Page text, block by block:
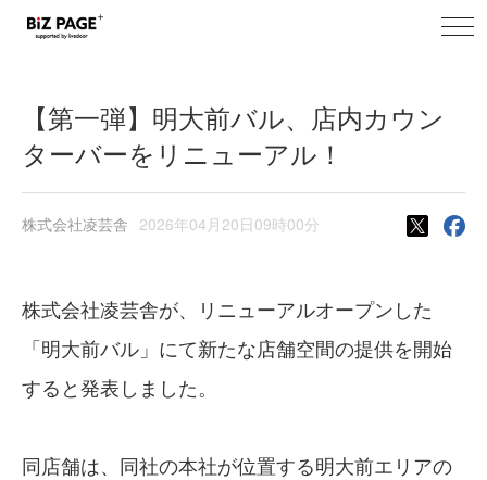
toggle
【第一弾】明大前バル、店内カウン
ターバーをリニューアル！
株式会社凌芸舎 2026年04月20日09時00分
株式会社凌芸舎が、リニューアルオープンした
「明大前バル」にて新たな店舗空間の提供を開始
すると発表しました。
同店舗は、同社の本社が位置する明大前エリアの